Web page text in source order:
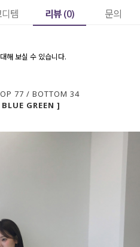
템 리뷰 (0) 문의
해 보실 수 있습니다.
77 / BOTTOM 34
GREEN ]